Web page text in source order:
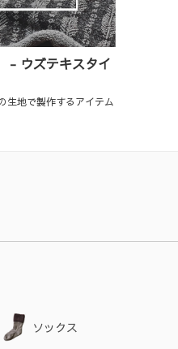
- ウズテキスタイ
生地で製作するアイテム
ソックス